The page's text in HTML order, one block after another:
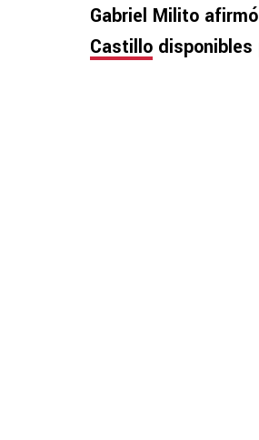
Gabriel Milito
Castillo disponibles